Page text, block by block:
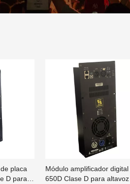
placa
D para
Módulo amplificador digital
650D Clase D para altavoz